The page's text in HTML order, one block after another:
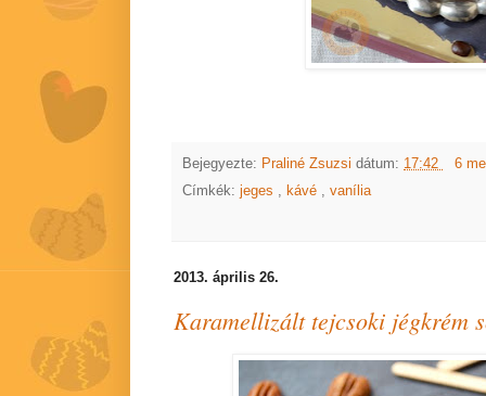
Bejegyezte: Praliné Zsuzsi dátum: 17:42
6
Címkék: jeges , kávé , vanília
2013. április 26.
Karamellizált tejcsoki jégkrém